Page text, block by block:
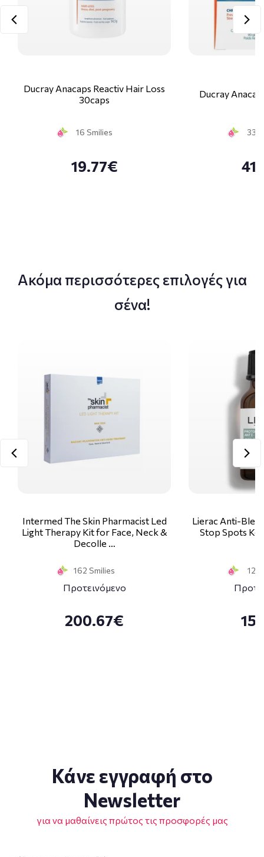
Ducray Anacaps Reactiv Hair Loss
30caps
16 Smilies
19.77€
Ducray
33
Ακόμα περισσότερες επιλογές για
σένα!
Intermed The Skin Pharmacist Led
Light Therapy Kit for Face, Neck &
Decolle …
162 Smilies
Προτεινόμενο
200.67€
Lierac Anti-
Stop Spots
12
Κάνε εγγραφή στο
Newsletter
για να μαθαίνεις πρώτος τις προσφορές μας